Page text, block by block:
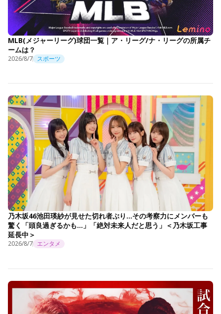
MLB(メジャーリーグ)球団一覧｜ア・リーグ/ナ・リーグの所属チ
ームは？
2026/8/7 スポーツ
乃木坂46池田瑛紗が見せた切れ者ぶり…その考察力にメンバーも
驚く「頭良過ぎるかも…」「絶対未来人だと思う」＜乃木坂工事
延長中＞
2026/8/7 エンタメ